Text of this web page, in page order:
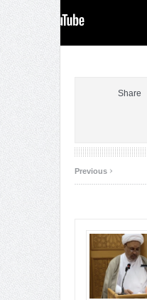
Share
‹